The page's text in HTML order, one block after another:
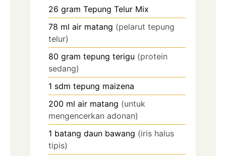
26 gram Tepung Telur Mix
78 ml air matang (pelarut tepung
telur)
80 gram tepung terigu (protein
sedang)
1 sdm tepung maizena
200 ml air matang (untuk
mengencerkan adonan)
1 batang daun bawang (iris halus
tipis)